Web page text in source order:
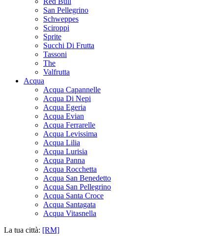
San Pellegrino
Schweppes
Sciroppi
Sprite
Succhi Di Frutta
Tassoni
The
Valfrutta
Acqua
Acqua Capannelle
Acqua Di Nepi
Acqua Egeria
Acqua Evian
Acqua Ferrarelle
Acqua Levissima
Acqua Lilia
Acqua Lurisia
Acqua Panna
Acqua Rocchetta
Acqua San Benedetto
Acqua San Pellegrino
Acqua Santa Croce
Acqua Santagata
Acqua Vitasnella
La tua città: [RM]